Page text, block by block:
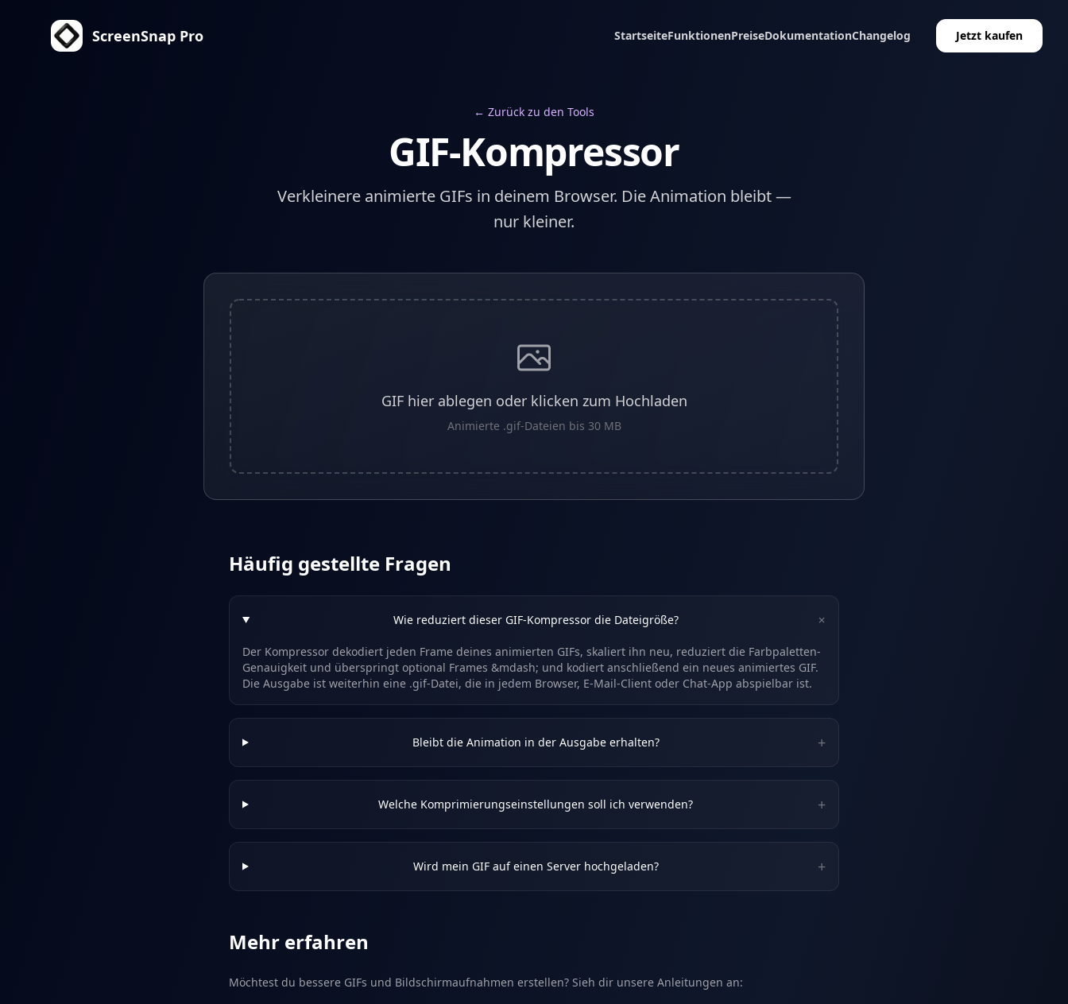
ScreenSnap Pro StartseiteFunktionenPreiseDokumentationChangelog Jetzt kaufen
← Zurück zu den Tools
GIF-Kompressor
Verkleinere animierte GIFs in deinem Browser. Die Animation bleibt —
nur kleiner.
GIF hier ablegen oder klicken zum Hochladen
Animierte .gif-Dateien bis 30 MB
Häufig gestellte Fragen
Wie reduziert dieser GIF-Kompressor die Dateigröße? +
Der Kompressor dekodiert jeden Frame deines animierten GIFs, skaliert ihn neu, reduziert die Farbpaletten-
Genauigkeit und überspringt optional Frames &mdash; und kodiert anschließend ein neues animiertes GIF.
Die Ausgabe ist weiterhin eine .gif-Datei, die in jedem Browser, E-Mail-Client oder Chat-App abspielbar ist.
Bleibt die Animation in der Ausgabe erhalten? +
Welche Komprimierungseinstellungen soll ich verwenden? +
Wird mein GIF auf einen Server hochgeladen? +
Mehr erfahren
Möchtest du bessere GIFs und Bildschirmaufnahmen erstellen? Sieh dir unsere Anleitungen an: